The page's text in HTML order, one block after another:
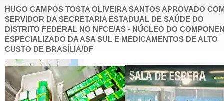
HUGO CAMPOS TOSTA OLIVEIRA SANTOS APROVADO
SERVIDOR DA SECRETARIA ESTADUAL DE SAÚDE DO
DISTRITO FEDERAL NO NFCE/AS - NÚCLEO DO
ESPECIALIZADO DA ASA SUL E MEDICAMENTOS DE ALTO
CUSTO DE BRASÍLIA/DF